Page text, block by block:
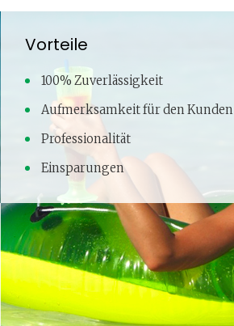
Vorteile
100% Zuverlässigkeit
Aufmerksamkeit für den Kunden
Professionalität
Einsparungen